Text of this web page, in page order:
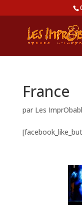
France
par Les